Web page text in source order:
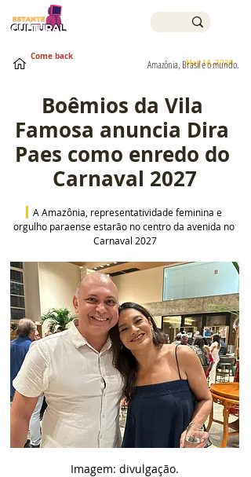
May 14, 2026
Amazônia, Brasil e o mundo.
Come back
Boêmios da Vila
Famosa anuncia Dira
Paes como enredo do
Carnaval 2027
A Amazônia, representatividade feminina e
orgulho paraense estarão no centro da avenida no
Carnaval 2027
Imagem: divulgação.